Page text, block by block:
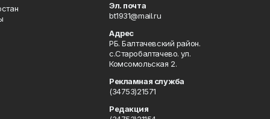
Эл. почта
bt1931@mail.ru
Адрес
РБ. Балтачевский район.
с.Старобалтачево. ул.
Комсомольская 2.
Рекламная служба
(34753)21571
Редакция